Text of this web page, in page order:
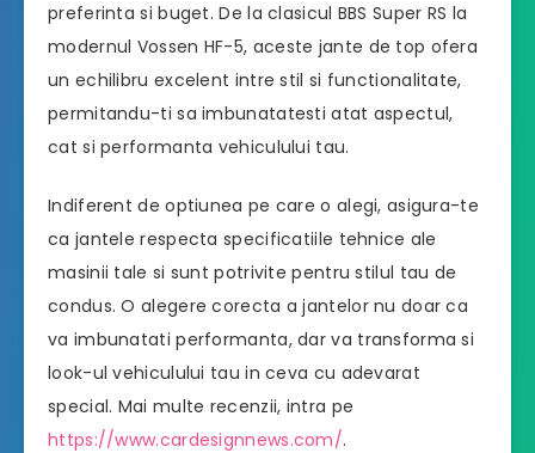
preferinta si buget. De la clasicul BBS Super RS la
modernul Vossen HF-5, aceste jante de top ofera
un echilibru excelent intre stil si functionalitate,
permitandu-ti sa imbunatatesti atat aspectul,
cat si performanta vehiculului tau.
Indiferent de optiunea pe care o alegi, asigura-te
ca jantele respecta specificatiile tehnice ale
masinii tale si sunt potrivite pentru stilul tau de
condus. O alegere corecta a jantelor nu doar ca
va imbunatati performanta, dar va transforma si
look-ul vehiculului tau in ceva cu adevarat
special. Mai multe recenzii, intra pe
https://www.cardesignnews.com/.